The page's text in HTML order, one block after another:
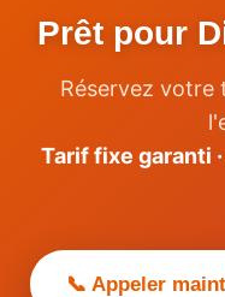
Prêt pour
Réservez
Tarif fixe garanti
📞 Appeler